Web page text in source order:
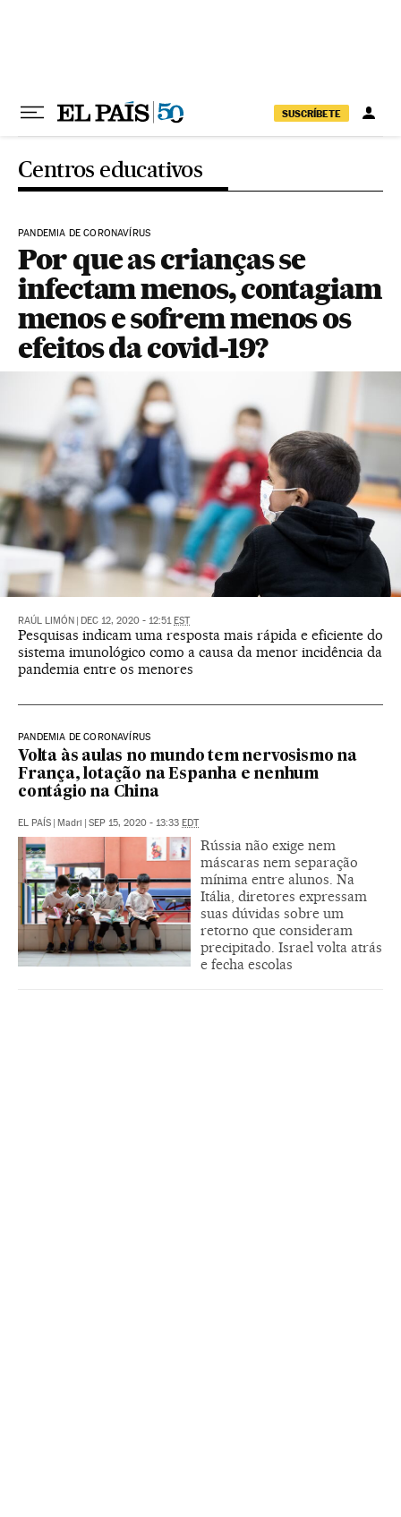
SUSCRÍBETE
Centros educativos
PANDEMIA DE CORONAVÍRUS
Por que as crianças se
infectam menos, contagiam
menos e sofrem menos os
efeitos da covid-19?
RAÚL LIMÓN DEC 12, 2020 - 12:51 EST
Pesquisas indicam uma resposta mais rápida e eficiente do
sistema imunológico como a causa da menor incidência da
pandemia entre os menores
PANDEMIA DE CORONAVÍRUS
Volta às aulas no mundo tem nervosismo na
França, lotação na Espanha e nenhum
contágio na China
EL PAÍS Madri SEP 15, 2020 - 13:33 EDT
Rússia não exige nem
máscaras nem separação
mínima entre alunos. Na
Itália, diretores expressam
suas dúvidas sobre um
retorno que consideram
precipitado. Israel volta atrás
e fecha escolas